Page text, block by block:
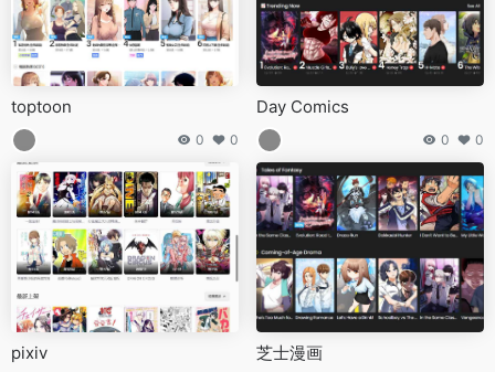
toptoon
0 0
Day Comics
0 0
pixiv 芝士漫画